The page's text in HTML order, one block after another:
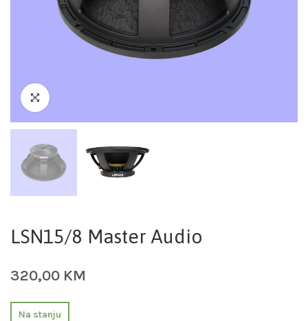
LSN15/8 Master Audio
320,00 KM
Na stanju